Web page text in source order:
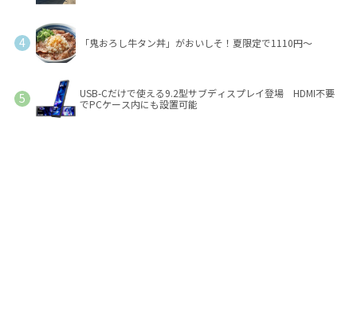
「鬼おろし牛タン丼」がおいしそ！夏限定で1110円～
USB-Cだけで使える9.2型サブディスプレイ登場 HDMI不要
でPCケース内にも設置可能